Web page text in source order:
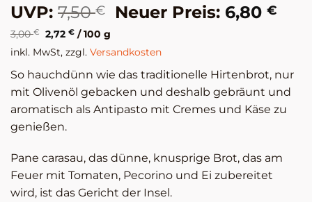
UVP: 7,50€
Ursprünglicher
war:
7,50 €
Neuer Preis: 6,80€
3,00€ 2,72€ /100 g
inkl. MwSt, zzgl. Versandkosten
So hauchdünn wie das traditionelle Hirtenbrot, nur
mit Olivenöl gebacken und deshalb gebräunt und
aromatisch als Antipasto mit Cremes und Käse zu
genießen.
Pane carasau, das dünne, knusprige Brot, das am
Feuer mit Tomaten, Pecorino und Ei zubereitet
wird, ist das Gericht der Insel.